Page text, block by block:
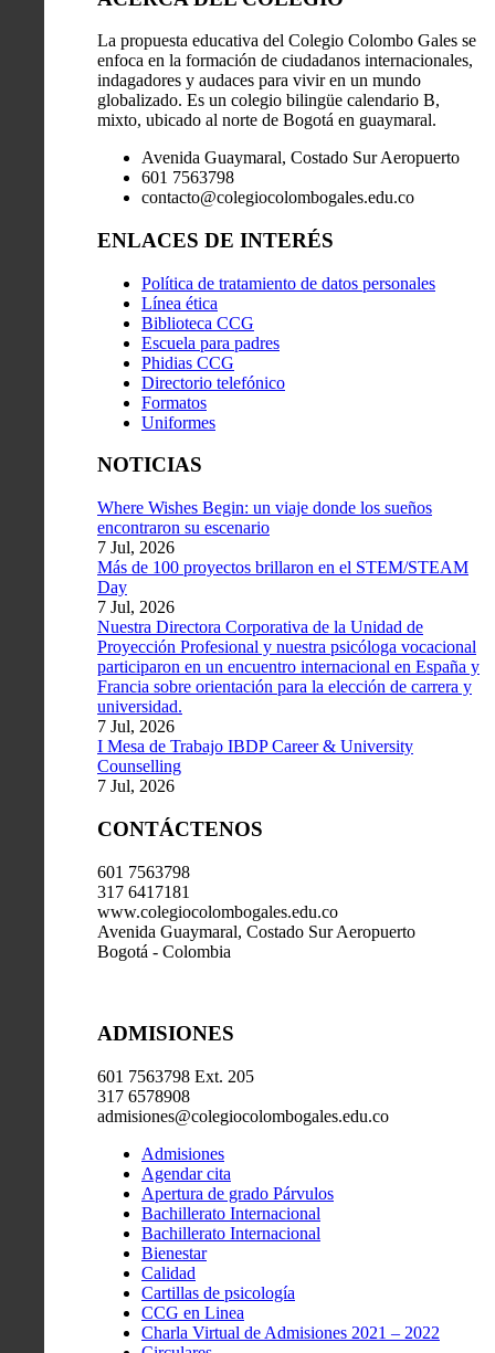
La propuesta educativa del Colegio Colombo Gales se
enfoca en la formación de ciudadanos internacionales,
indagadores y audaces para vivir en un mundo
globalizado. Es un colegio bilingüe calendario B,
mixto, ubicado al norte de Bogotá en guaymaral.
Avenida Guaymaral, Costado Sur Aeropuerto
601 7563798
contacto@colegiocolombogales.edu.co
ENLACES DE INTERÉS
Política de tratamiento de datos personales
Línea ética
Biblioteca CCG
Escuela para padres
Phidias CCG
Directorio telefónico
Formatos
Uniformes
NOTICIAS
Where Wishes Begin: un viaje donde los sueños
encontraron su escenario
7 Jul, 2026
Más de 100 proyectos brillaron en el STEM/STEAM
Day
7 Jul, 2026
Nuestra Directora Corporativa de la Unidad de
Proyección Profesional y nuestra psicóloga vocacional
participaron en un encuentro internacional en España y
Francia sobre orientación para la elección de carrera y
universidad.
7 Jul, 2026
I Mesa de Trabajo IBDP Career & University
Counselling
7 Jul, 2026
CONTÁCTENOS
601 7563798
317 6417181
www.colegiocolombogales.edu.co
Avenida Guaymaral, Costado Sur Aeropuerto
Bogotá - Colombia
ADMISIONES
601 7563798 Ext. 205
317 6578908
admisiones@colegiocolombogales.edu.co
Admisiones
Agendar cita
Apertura de grado Párvulos
Bachillerato Internacional
Bachillerato Internacional
Bienestar
Calidad
Cartillas de psicología
CCG en Linea
Charla Virtual de Admisiones 2021 – 2022